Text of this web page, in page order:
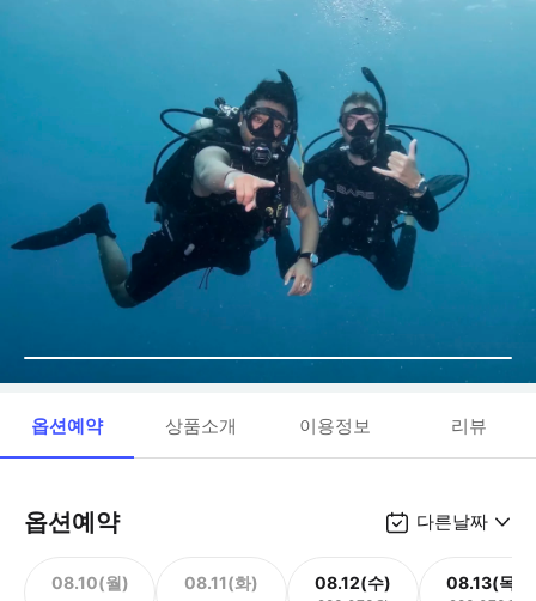
옵션예약 상품소개 이용정보 리뷰
옵션예약 다른날짜
08.10(월) 08.11(화) 08.12(수) 08.13(목)